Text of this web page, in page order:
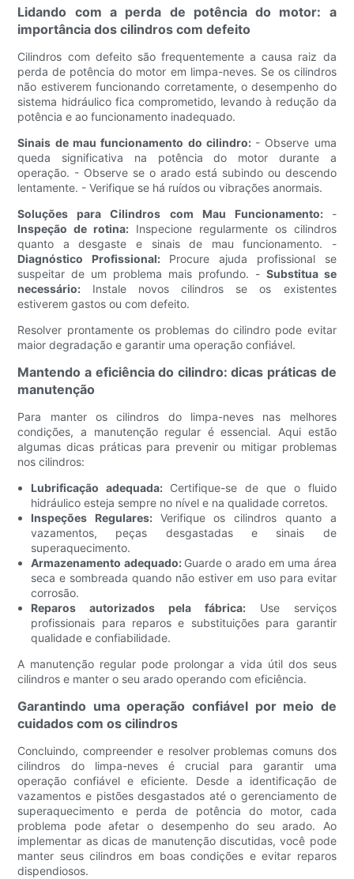
Lidando com a perda de potência do motor: a
importância dos cilindros com defeito
Cilindros com defeito são frequentemente a causa raiz da
perda de potência do motor em limpa-neves. Se os cilindros
não estiverem funcionando corretamente, o desempenho do
sistema hidráulico fica comprometido, levando à redução da
potência e ao funcionamento inadequado.
Sinais de mau funcionamento do cilindro: - Observe uma
queda significativa na potência do motor durante a
operação. - Observe se o arado está subindo ou descendo
lentamente. - Verifique se há ruídos ou vibrações anormais.
Soluções para Cilindros com Mau Funcionamento: -
Inspeção de rotina: Inspecione regularmente os cilindros
quanto a desgaste e sinais de mau funcionamento. -
Diagnóstico Profissional: Procure ajuda profissional se
suspeitar de um problema mais profundo. - Substitua se
necessário: Instale novos cilindros se os existentes
estiverem gastos ou com defeito.
Resolver prontamente os problemas do cilindro pode evitar
maior degradação e garantir uma operação confiável.
Mantendo a eficiência do cilindro: dicas práticas de
manutenção
Para manter os cilindros do limpa-neves nas melhores
condições, a manutenção regular é essencial. Aqui estão
algumas dicas práticas para prevenir ou mitigar problemas
nos cilindros:
Lubrificação adequada: Certifique-se de que o fluido
hidráulico esteja sempre no nível e na qualidade corretos.
Inspeções Regulares: Verifique os cilindros quanto a
vazamentos, peças desgastadas e sinais de
superaquecimento.
Armazenamento adequado: Guarde o arado em uma área
seca e sombreada quando não estiver em uso para evitar
corrosão.
Reparos autorizados pela fábrica: Use serviços
profissionais para reparos e substituições para garantir
qualidade e confiabilidade.
A manutenção regular pode prolongar a vida útil dos seus
cilindros e manter o seu arado operando com eficiência.
Garantindo uma operação confiável por meio de
cuidados com os cilindros
Concluindo, compreender e resolver problemas comuns dos
cilindros do limpa-neves é crucial para garantir uma
operação confiável e eficiente. Desde a identificação de
vazamentos e pistões desgastados até o gerenciamento de
superaquecimento e perda de potência do motor, cada
problema pode afetar o desempenho do seu arado. Ao
implementar as dicas de manutenção discutidas, você pode
manter seus cilindros em boas condições e evitar reparos
dispendiosos.